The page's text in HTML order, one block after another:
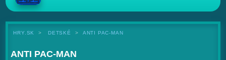
HRY.SK DETSKÉ ANTI PAC-MAN
ANTI PAC-MAN